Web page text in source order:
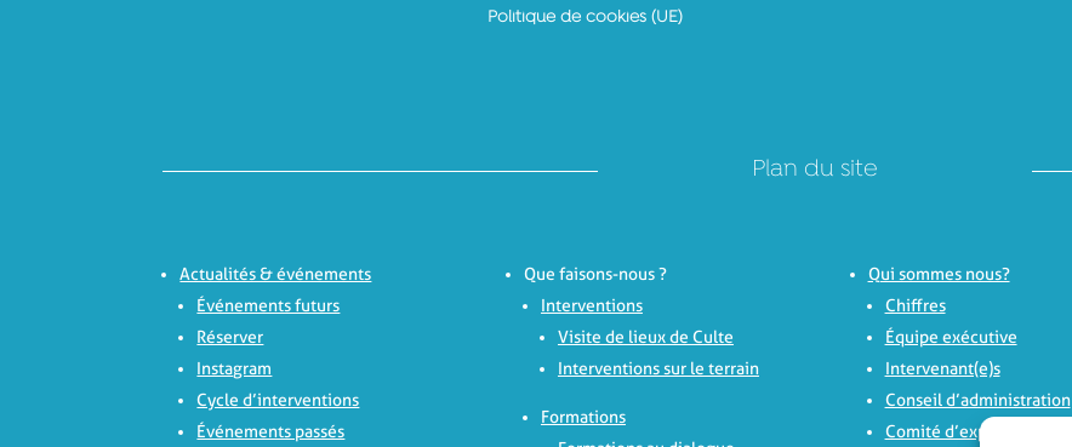
Politique de cookies (UE)
Plan du site
Actualités & événements
Événements futurs
Réserver
Instagram
Cycle d’interventions
Événements passés
Que faisons-nous ?
Interventions
Visite de lieux de Culte
Interventions sur le terrain
Formations
Qui sommes nous?
Chiffres
Équipe exécutive
Intervenant(e)s
Conseil d’administration
Comité d’experts